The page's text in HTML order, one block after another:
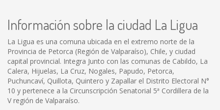
Información sobre la ciudad La Ligua
La Ligua es una comuna ubicada en el extremo norte de la
Provincia de Petorca (Región de Valparaíso), Chile, y ciudad
capital provincial. Integra Junto con las comunas de Cabildo, La
Calera, Hijuelas, La Cruz, Nogales, Papudo, Petorca,
Puchuncaví, Quillota, Quintero y Zapallar el Distrito Electoral N°
10 y pertenece a la Circunscripción Senatorial 5ª Cordillera de la
V región de Valparaíso.